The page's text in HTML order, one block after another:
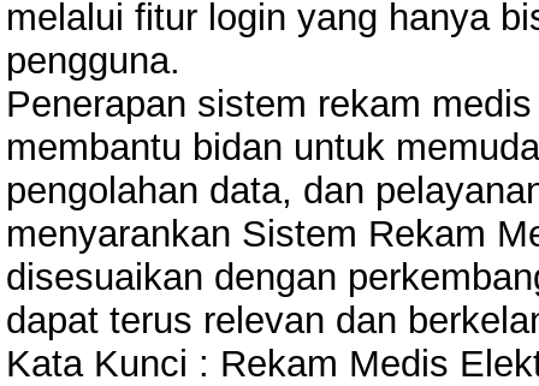
melalui fitur login yang hanya
pengguna.
Penerapan sistem rekam
membantu bidan untuk
pengolahan data, dan
menyarankan Sistem Rekam
disesuaikan dengan
dapat terus relevan dan
Kata Kunci : Rekam Medis